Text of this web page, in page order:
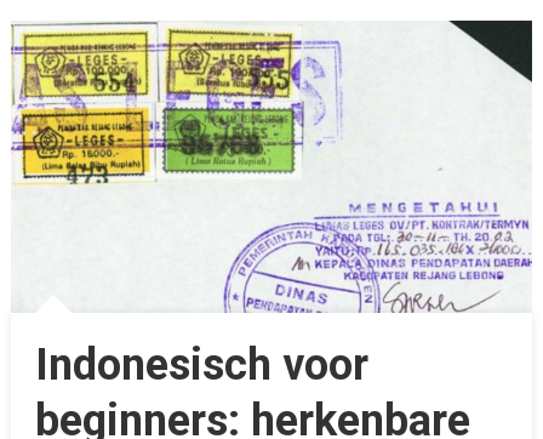
Indonesisch voor
beginners: herkenbare